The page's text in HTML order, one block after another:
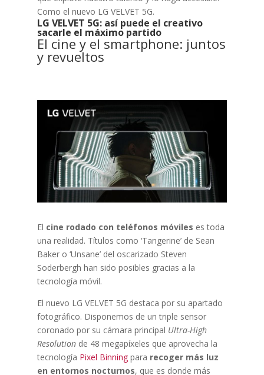
Como el nuevo LG VELVET 5G.
LG VELVET 5G: así puede el creativo
sacarle el máximo partido
El cine y el smartphone: juntos
y revueltos
El cine rodado con teléfonos móviles es toda
una realidad. Títulos como ‘Tangerine’ de Sean
Baker o ‘Unsane’ del oscarizado Steven
Soderbergh han sido posibles gracias a la
tecnología móvil.
El nuevo LG VELVET 5G destaca por su apartado
fotográfico. Disponemos de un triple sensor
coronado por su cámara principal Ultra-High
Resolutionde 48 megapíxeles que aprovecha la
tecnología Pixel Binningpara recoger más luz
en entornos nocturnos, que es donde más